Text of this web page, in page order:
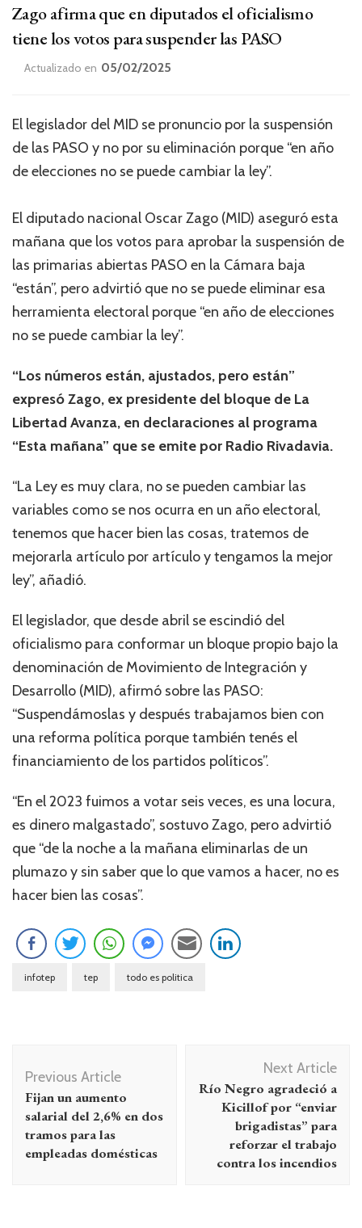
Zago afirma que en diputados el oficialismo
tiene los votos para suspender las PASO
Actualizado en 05/02/2025
El legislador del MID se pronuncio por la suspensión
de las PASO y no por su eliminación porque “en año
de elecciones no se puede cambiar la ley”.
El diputado nacional Oscar Zago (MID) aseguró esta
mañana que los votos para aprobar la suspensión de
las primarias abiertas PASO en la Cámara baja
“están”, pero advirtió que no se puede eliminar esa
herramienta electoral porque “en año de elecciones
no se puede cambiar la ley”.
“Los números están, ajustados, pero están”
expresó Zago, ex presidente del bloque de La
Libertad Avanza, en declaraciones al programa
“Esta mañana” que se emite por Radio Rivadavia.
“La Ley es muy clara, no se pueden cambiar las
variables como se nos ocurra en un año electoral,
tenemos que hacer bien las cosas, tratemos de
mejorarla artículo por artículo y tengamos la mejor
ley”, añadió.
El legislador, que desde abril se escindió del
oficialismo para conformar un bloque propio bajo la
denominación de Movimiento de Integración y
Desarrollo (MID), afirmó sobre las PASO:
“Suspendámoslas y después trabajamos bien con
una reforma política porque también tenés el
financiamiento de los partidos políticos”.
“En el 2023 fuimos a votar seis veces, es una locura,
es dinero malgastado”, sostuvo Zago, pero advirtió
que “de la noche a la mañana eliminarlas de un
plumazo y sin saber que lo que vamos a hacer, no es
hacer bien las cosas”.
infotep tep todo es politica
de
entradas
Previous Article
Fijan un aumento
salarial del 2,6% en dos
tramos para las
empleadas domésticas
Next Article
Río Negro agradeció a
Kicillof por “enviar
brigadistas” para
reforzar el trabajo
contra los incendios